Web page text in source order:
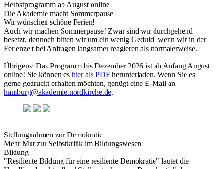
Herbstprogramm ab August online
Die Akademie macht Sommerpause
Wir wünschen schöne Ferien!
Auch wir machen Sommerpause! Zwar sind wir durchgehend
besetzt, dennoch bitten wir um ein wenig Geduld, wenn wir in der
Ferienzeit bei Anfragen langsamer reagieren als normalerweise.
Übrigens: Das Programm bis Dezember 2026 ist ab Anfang August
online! Sie können es hier als PDF herunterladen. Wenn Sie es
gerne gedruckt erhalten möchten, genügt eine E-Mail an
hamburg@akademie.nordkirche.de.
Stellungnahmen zur Demokratie
Mehr Mut zur Selbstkritik im Bildungswesen
Bildung
"Resiliente Bildung für eine resiliente Demokratie" lautet die